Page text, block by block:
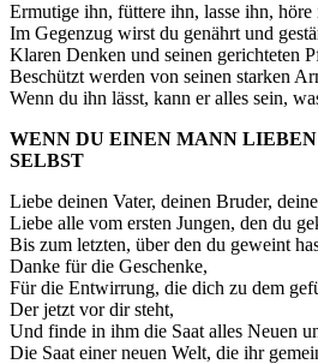
Ermutige ihn, füttere ihn, lasse ihn,
Im Gegenzug wirst du genährt und
Klaren Denken und seinen gerichteten
Beschützt werden von seinen starken
Wenn du ihn lässt, kann er alles sein,
WENN DU EINEN MANN
SELBST
Liebe deinen Vater, deinen Bruder,
Liebe alle vom ersten Jungen, den du
Bis zum letzten, über den du geweint
Danke für die Geschenke,
Für die Entwirrung, die dich zu dem
Der jetzt vor dir steht,
Und finde in ihm die Saat alles Neuen
Die Saat einer neuen Welt, die ihr